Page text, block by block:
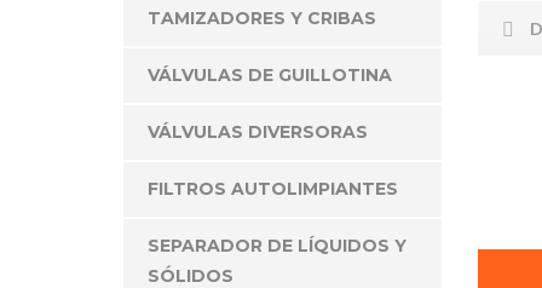
TAMIZADORES Y CRIBAS
VÁLVULAS DE GUILLOTINA
VÁLVULAS DIVERSORAS
FILTROS AUTOLIMPIANTES
SEPARADOR DE LÍQUIDOS Y
SÓLIDOS
Somos una empresa mexicana enfocada en diseñar